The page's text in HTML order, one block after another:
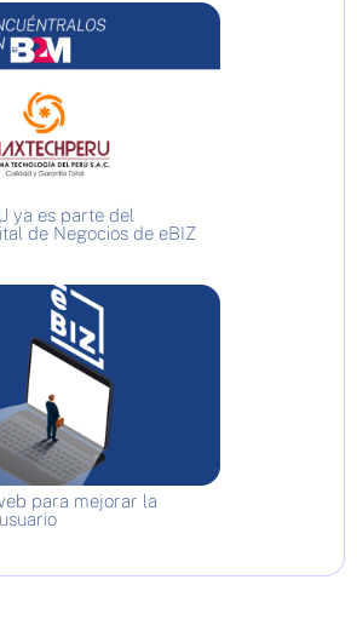
ya es parte del
de Negocios de eBIZ
para mejorar la